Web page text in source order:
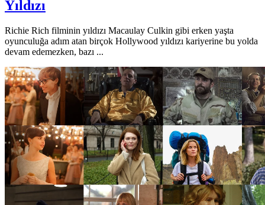
Yıldızı
Richie Rich filminin yıldızı Macaulay Culkin gibi erken yaşta
oyunculuğa adım atan birçok Hollywood yıldızı kariyerine bu yolda
devam edemezken, bazı ...